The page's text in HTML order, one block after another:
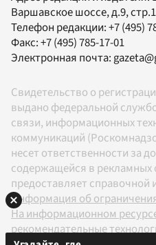
Варшавское шоссе, д.9, стр.1
Телефон редакции:+7 (495)
Факс:+7 (495) 785-17-01
Электронная почта:
Свидетельство о
выдано федеральной
связи, информационных
коммуникаций
несет ответственности за
содержащейся в рекламных
предоставляет
Информация об
На информационном
рекомендательные